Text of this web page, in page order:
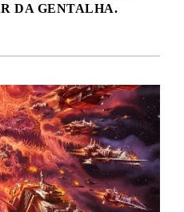
DA GENTALHA.